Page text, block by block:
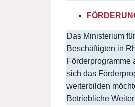
Das Ministerium
Beschäftigten in
Förderprogramme
sich das
weiterbilden
Betriebliche